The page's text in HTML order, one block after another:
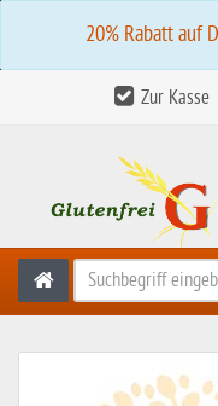
20% Rabatt auf
Zur Kasse